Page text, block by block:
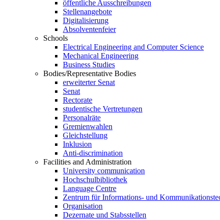
öffentliche Ausschreibungen
Stellenangebote
Digitalisierung
Absolventenfeier
Schools
Electrical Engineering and Computer Science
Mechanical Engineering
Business Studies
Bodies/Representative Bodies
erweiterter Senat
Senat
Rectorate
studentische Vertretungen
Personalräte
Gremienwahlen
Gleichstellung
Inklusion
Anti-discrimination
Facilities and Administration
University communication
Hochschulbibliothek
Language Centre
Zentrum für Informations- und
Organisation
Dezernate und Stabsstellen